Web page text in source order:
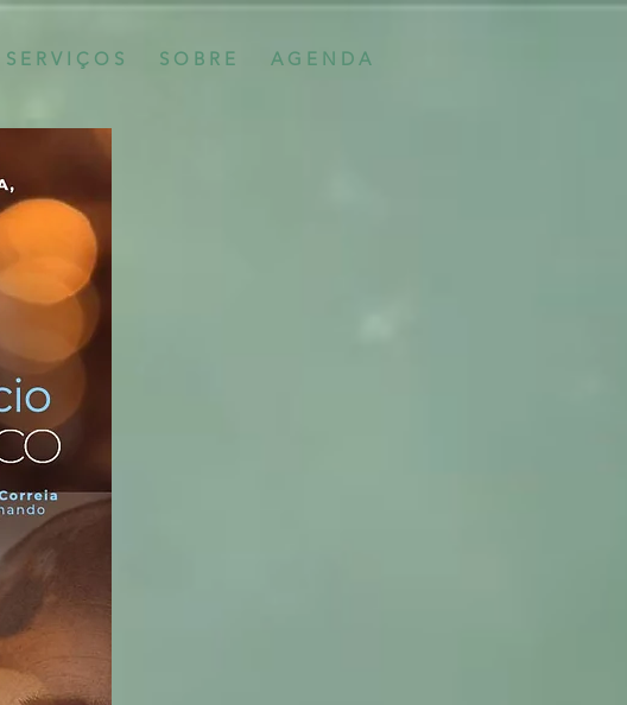
S E R V I Ç O S S O B R E A G E N D A